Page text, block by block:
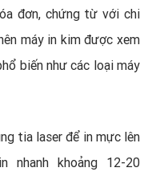
đơn, chứng từ với chi
máy in kim được xem
biến như các loại máy
tia laser để in mực lên
khoảng 12-20